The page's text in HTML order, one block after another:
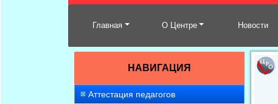
Главная О Центре Новости
НАВИГАЦИЯ
Аттестация педагогов